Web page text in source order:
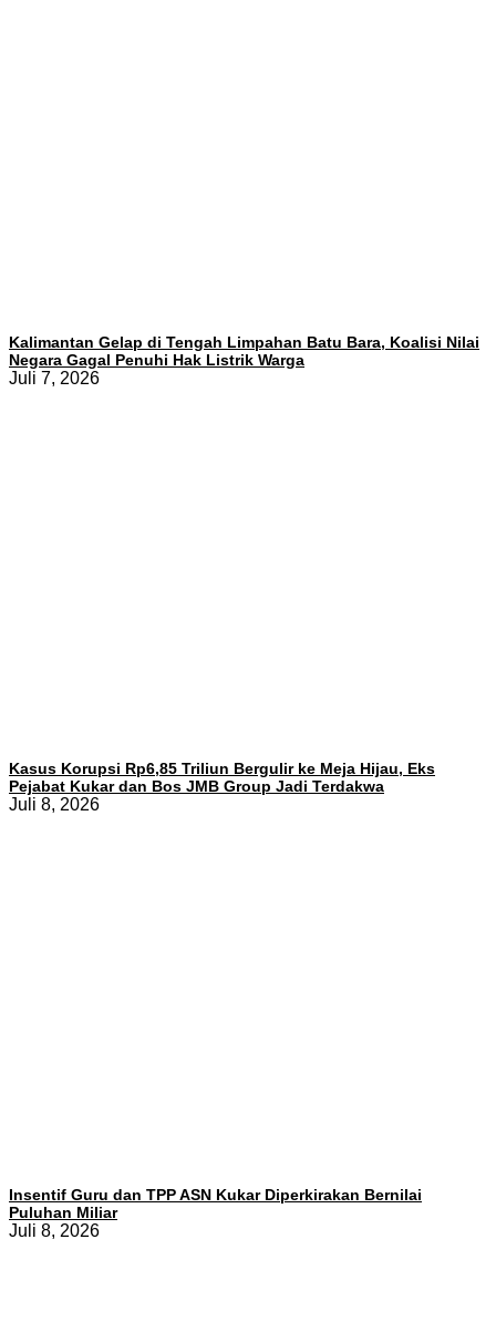
Kalimantan Gelap di Tengah Limpahan Batu Bara, Koalisi Nilai
Negara Gagal Penuhi Hak Listrik Warga
Juli 7, 2026
Kasus Korupsi Rp6,85 Triliun Bergulir ke Meja Hijau, Eks
Pejabat Kukar dan Bos JMB Group Jadi Terdakwa
Juli 8, 2026
Insentif Guru dan TPP ASN Kukar Diperkirakan Bernilai
Puluhan Miliar
Juli 8, 2026